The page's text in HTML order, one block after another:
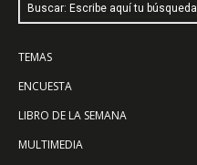
Buscar: Escribe aquí tu búsqueda
TEMAS
ENCUESTA
LIBRO DE LA SEMANA
MULTIMEDIA